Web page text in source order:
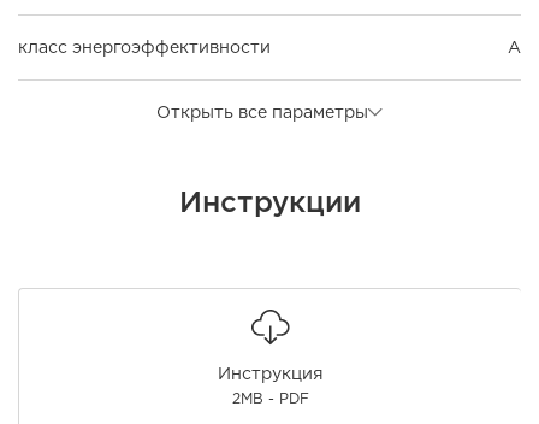
класс энергоэффективности A
Открыть все параметры
Инструкции
Инструкция
2MB - PDF